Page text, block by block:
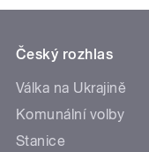
Český rozhlas
Válka na Ukrajině
Komunální volby
Stanice